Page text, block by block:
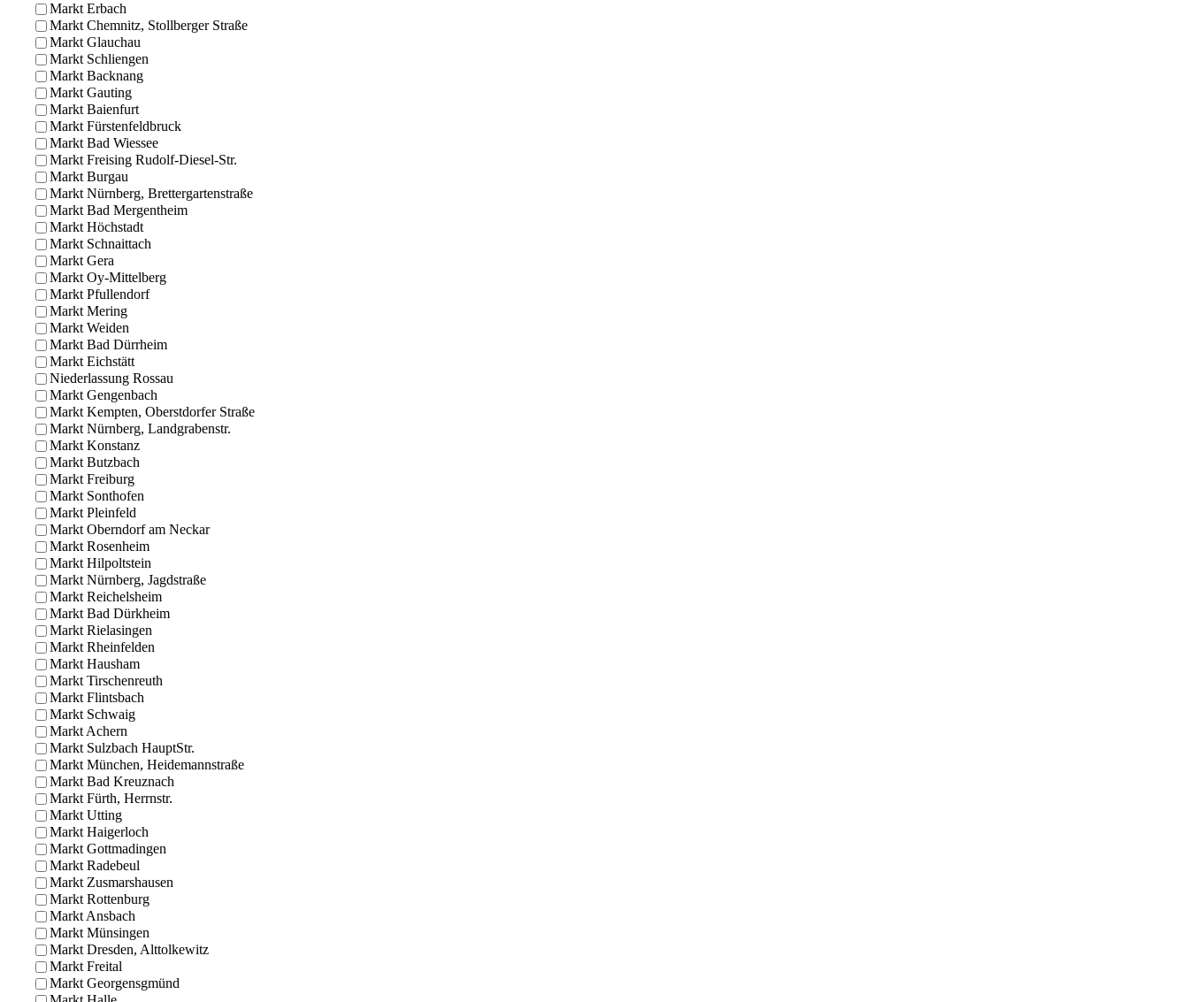
Markt Erbach
Markt Chemnitz, Stollberger Straße
Markt Glauchau
Markt Schliengen
Markt Backnang
Markt Gauting
Markt Baienfurt
Markt Fürstenfeldbruck
Markt Bad Wiessee
Markt Freising Rudolf-Diesel-Str.
Markt Burgau
Markt Nürnberg, Brettergartenstraße
Markt Bad Mergentheim
Markt Höchstadt
Markt Schnaittach
Markt Gera
Markt Oy-Mittelberg
Markt Pfullendorf
Markt Mering
Markt Weiden
Markt Bad Dürrheim
Markt Eichstätt
Niederlassung Rossau
Markt Gengenbach
Markt Kempten, Oberstdorfer Straße
Markt Nürnberg, Landgrabenstr.
Markt Konstanz
Markt Butzbach
Markt Freiburg
Markt Sonthofen
Markt Pleinfeld
Markt Oberndorf am Neckar
Markt Rosenheim
Markt Hilpoltstein
Markt Nürnberg, Jagdstraße
Markt Reichelsheim
Markt Bad Dürkheim
Markt Rielasingen
Markt Rheinfelden
Markt Hausham
Markt Tirschenreuth
Markt Flintsbach
Markt Schwaig
Markt Achern
Markt Sulzbach HauptStr.
Markt München, Heidemannstraße
Markt Bad Kreuznach
Markt Fürth, Herrnstr.
Markt Utting
Markt Haigerloch
Markt Gottmadingen
Markt Radebeul
Markt Zusmarshausen
Markt Rottenburg
Markt Ansbach
Markt Münsingen
Markt Dresden, Alttolkewitz
Markt Freital
Markt Georgensgmünd